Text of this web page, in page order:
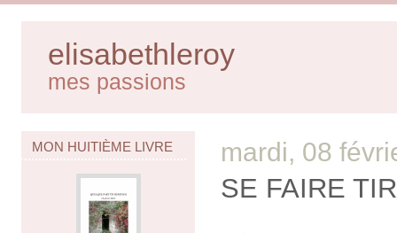
elisabethleroy
mes passions
MON HUITIÈME LIVRE mardi, 08
SE FAIRE